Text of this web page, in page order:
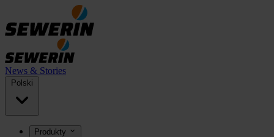
News & Stories
Polski
Produkty